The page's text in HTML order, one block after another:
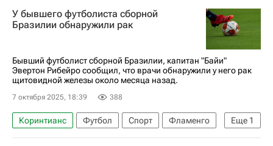
Олимпиакос (Пирей)
У бывшего футболиста сборной
Бразилии обнаружили рак
Бывший футболист сборной Бразилии, капитан "Байи"
Эвертон Рибейро сообщил, что врачи обнаружили у него рак
щитовидной железы около месяца назад.
7 октября 2025, 18:39 388
Еще 1
Коринтианс Футбол Спорт
Фламенго
Эвертон